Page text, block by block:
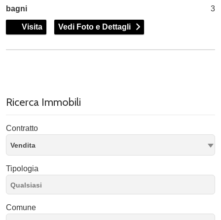
bagni 3
Visita Vedi Foto e Dettagli
Ricerca Immobili
Contratto
Vendita
Tipologia
Comune